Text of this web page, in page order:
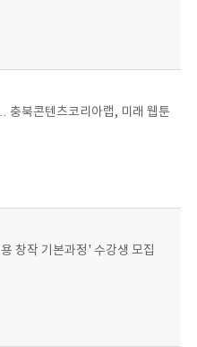
충북콘텐츠코리아랩, 미래 웹툰
창작 기본과정' 수강생 모집